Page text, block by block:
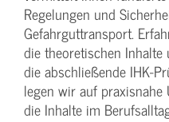
Regelungen und
Gefahrguttransport.
die theoretischen
die abschließende IHK-
legen wir auf praxisnahe
die Inhalte im